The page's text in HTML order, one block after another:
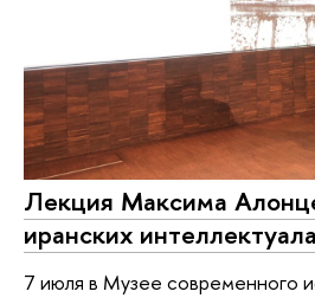
Лекция Максима
иранских
7 июля в Музее современного